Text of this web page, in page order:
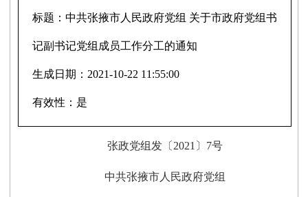
标题：中共张掖市人民政府党组 关于市政府党组书
记副书记党组成员工作分工的通知
生成日期： 2021-10-22 11:55:00
有效性： 是
张政党组发〔 2021〕7号
中共张掖市人民政府党组